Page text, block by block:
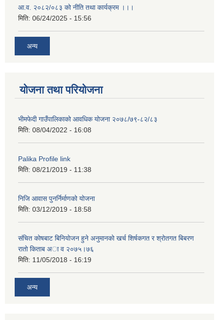
आ.व. २०८२/०८३ को नीति तथा कार्यक्रम ।।।
मिति: 06/24/2025 - 15:56
अन्य
योजना तथा परियोजना
भीमफेदी गाउँपालिकाको आवधिक योजना २०७८/७९-८२/८३
मिति: 08/04/2022 - 16:08
Palika Profile link
मिति: 08/21/2019 - 11:38
निजि आवास पुनर्निर्माणको योजना
मिति: 03/12/2019 - 18:58
संचित काेषबाट बिनियाेजन हुने अनुमानकाे खर्च शिर्षकगत र श्राेतगत बिबरण
राताे किताब अा‍ व २‍०७५।७६
मिति: 11/05/2018 - 16:19
अन्य